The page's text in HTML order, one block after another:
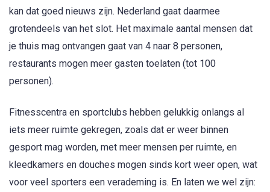
kan dat goed nieuws zijn. Nederland gaat daarmee
grotendeels van het slot. Het maximale aantal mensen dat
je thuis mag ontvangen gaat van 4 naar 8 personen,
restaurants mogen meer gasten toelaten (tot 100
personen).
Fitnesscentra en sportclubs hebben gelukkig onlangs al
iets meer ruimte gekregen, zoals dat er weer binnen
gesport mag worden, met meer mensen per ruimte, en
kleedkamers en douches mogen sinds kort weer open, wat
voor veel sporters een verademing is. En laten we wel zijn: